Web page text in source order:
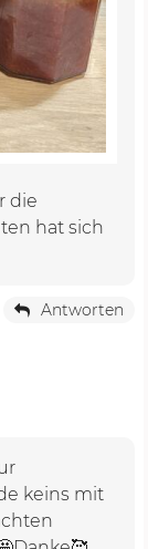
die
hat sich
Antworten
keins mit